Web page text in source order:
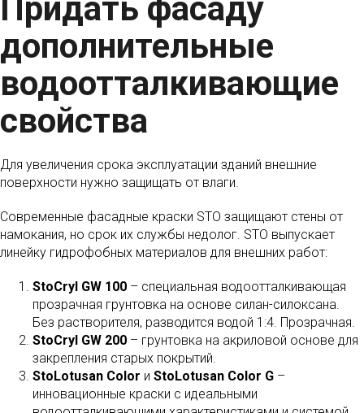
Придать фасаду
дополнительные
водоотталкивающие
свойства
Для увеличения срока эксплуатации зданий внешние
поверхности нужно защищать от влаги.
Современные фасадные краски STO защищают стены от
намокания, но срок их службы недолог. STO выпускает
линейку гидрофобных материалов для внешних работ:
StoCryl GW 100 – специальная водоотталкивающая
прозрачная грунтовка на основе силан-силоксана.
Без растворителя, разводится водой 1:4. Прозрачная.
StoCryl GW 200 – грунтовка на акриловой основе для
закрепления старых покрытий.
StoLotusan Color и StoLotusan Color G –
инновационные краски с идеальными